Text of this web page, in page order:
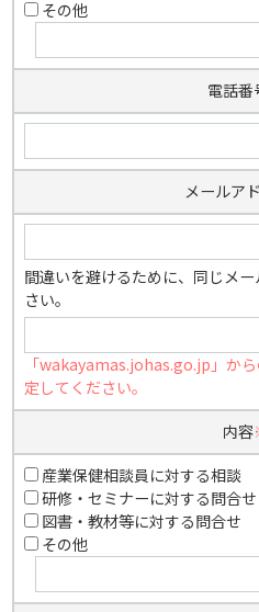
その他
電話番
メールア
間違いを避けるために、同じメ
さい。
「wakayamas.johas.go.jp」か
定してください。
内容
産業保健相談員に対する相談
研修・セミナーに対する問合せ
図書・教材等に対する問合せ
その他